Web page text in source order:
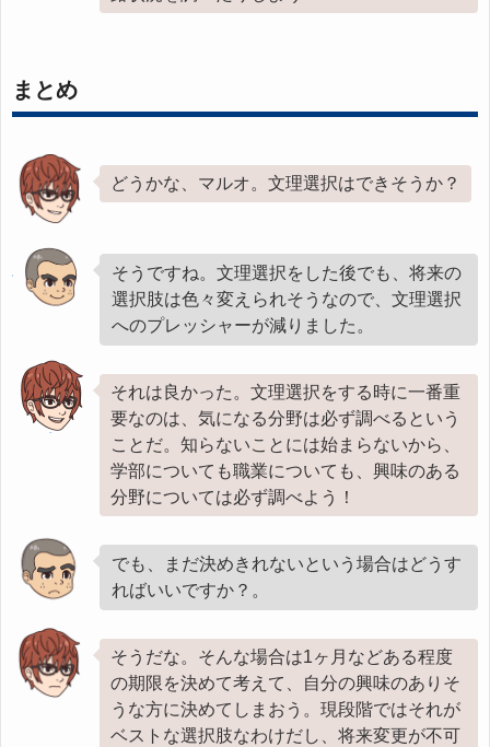
まとめ
どうかな、マルオ。文理選択はできそうか？
そうですね。文理選択をした後でも、将来の
選択肢は色々変えられそうなので、文理選択
へのプレッシャーが減りました。
それは良かった。文理選択をする時に一番重
要なのは、気になる分野は必ず調べるという
ことだ。知らないことには始まらないから、
学部についても職業についても、興味のある
分野については必ず調べよう！
でも、まだ決めきれないという場合はどうす
ればいいですか？。
そうだな。そんな場合は1ヶ月などある程度
の期限を決めて考えて、自分の興味のありそ
うな方に決めてしまおう。現段階ではそれが
ベストな選択肢なわけだし、将来変更が不可